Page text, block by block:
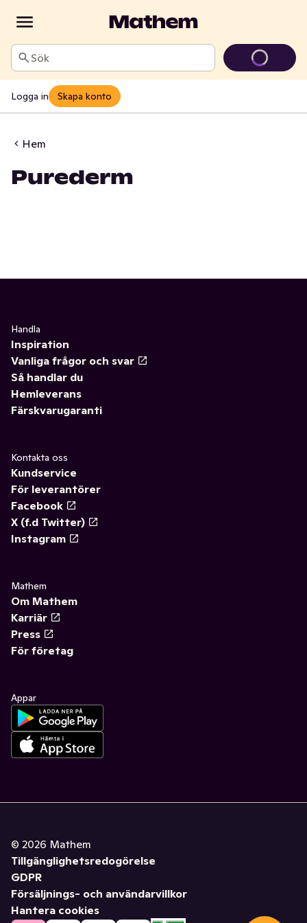
Sök
Logga in Skapa konto
Hem
Purederm
Handla
Inspiration
Vanliga frågor och svar
Så handlar du
Hemleverans
Färskvarugaranti
Kontakta oss
Kundservice
För leverantörer
Facebook
X (f.d Twitter)
Instagram
Mathem
Om Mathem
Karriär
Press
För företag
Appar
© 2026 Mathem
Tillgänglighetsredogörelse
GDPR
Försäljnings- och användarvillkor
Hantera cookies